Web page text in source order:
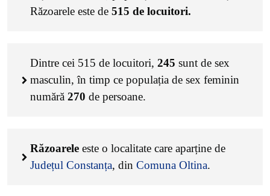
Răzoarele este de 515 de locuitori.
Dintre cei 515 de locuitori, 245 sunt de sex
masculin, în timp ce populația de sex feminin
numără 270 de persoane.
Răzoarele este o localitate care aparține de
Județul Constanța, din Comuna Oltina.